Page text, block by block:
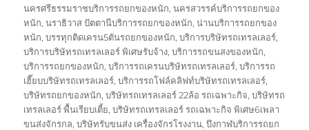
นครศรีธรรมราชบริการรถยกของหนัก,นครสวรรค์บริการรถยกของ
หนัก,นราธิวาส ปัตตานีบริการรถยกของหนัก,น่านบริการรถยกของ
หนัก,บรรทุกติดเครน5ตันรถยกของหนัก,บริการบริษัทรถเทรลเลอร์,
บริการบริษัทรถเทรลเลอร์ พิเศษรับจ้าง,บริการรถขนสงของหนัก,
บริการรถยกของหนัก,บริการรถเครนบริษัทรถเทรลเลอร์,บริการรถ
เฮี๊ยบบริษัทรถเทรลเลอร์,บริการรถโฟล์คลิฟท์บริษัทรถเทรลเลอร์,
บริษัทรถยกของหนัก,บริษัทรถเทรลเลอร์ 22ล้อ รถเฉพาะกิจ,บริษัทรถ
เทรลเลอร์ พื้นเรียบเตี้ย,บริษัทรถเทรลเลอร์ รถเฉพาะกิจ พิเศษ6เพลา
ขนส่งจักรกล,บริษัทรับขนส่ง เครื่องจักรโรงงาน,บึงกาฬบริการรถยก